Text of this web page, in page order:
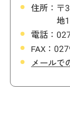
住所： 〒
地1
電話：
FAX：
メールで